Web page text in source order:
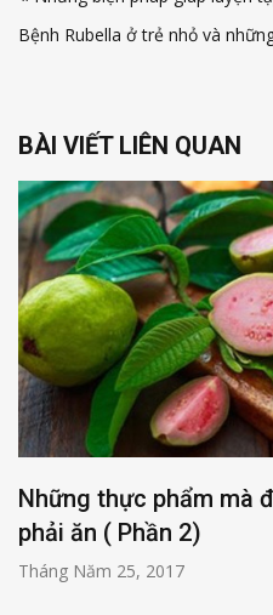
hướng
bài
Bệnh Rubella ở trẻ nhỏ và
BÀI VIẾT LIÊN QUAN
Những thực phẩm mà
phải ăn ( Phần 2)
Tháng Năm 25, 2017